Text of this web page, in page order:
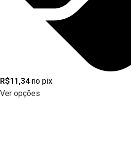
R$11,34 no pix
Ver opções